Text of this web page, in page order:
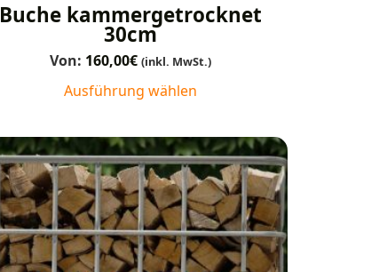
Buche kammergetrocknet
30cm
Von: 160,00€ (inkl. MwSt.)
Ausführung wählen